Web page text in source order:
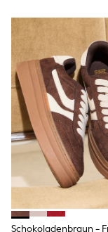
Marvel
Paw Patrol
Peppa Pig
Gaming
Harry
Spider
New In
Trainers
T-Shirts &
Leggings
Swim
Gifts for
eVouchers
All Girls
Lipsy Girl
Boden
Schokoladenbraun -